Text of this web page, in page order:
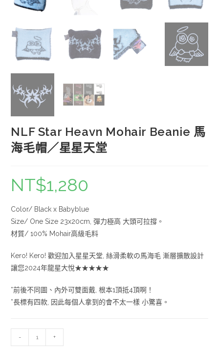
NLF Star Heavn Mohair Beanie 馬
海毛帽／星星天堂
NT$1,280
Color/ Black x Babyblue
Size/ One Size 23x20cm, 彈力極高 大頭可拉撐。
材質/ 100% Mohair高級毛料
Kero! Kero! 歡迎加入星星天堂, 絲滑柔軟の馬海毛 漸層擴散設計
讓您2024年龍星大悅★★★★★
*前後不同圖、內外可雙面戴, 根本1頂抵4頂啊！
*長標有四款, 因此每個人拿到的會不太一樣 小驚喜。
- +